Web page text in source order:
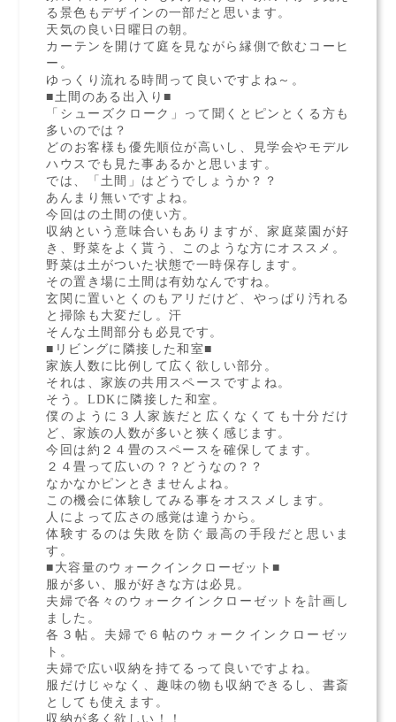
る景色もデザインの一部だと思います。
天気の良い日曜日の朝。
カーテンを開けて庭を見ながら縁側で飲むコーヒ
ー。
ゆっくり流れる時間って良いですよね～。
■土間のある出入り■
「シューズクローク」って聞くとピンとくる方も
多いのでは？
どのお客様も優先順位が高いし、見学会やモデル
ハウスでも見た事あるかと思います。
では、「土間」はどうでしょうか？？
あんまり無いですよね。
今回はの土間の使い方。
収納という意味合いもありますが、家庭菜園が好
き、野菜をよく貰う、このような方にオススメ。
野菜は土がついた状態で一時保存します。
その置き場に土間は有効なんですね。
玄関に置いとくのもアリだけど、やっぱり汚れる
と掃除も大変だし。汗
そんな土間部分も必見です。
■リビングに隣接した和室■
家族人数に比例して広く欲しい部分。
それは、家族の共用スペースですよね。
そう。LDKに隣接した和室。
僕のように３人家族だと広くなくても十分だけ
ど、家族の人数が多いと狭く感じます。
今回は約２４畳のスペースを確保してます。
２４畳って広いの？？どうなの？？
なかなかピンときませんよね。
この機会に体験してみる事をオススメします。
人によって広さの感覚は違うから。
体験するのは失敗を防ぐ最高の手段だと思いま
す。
■大容量のウォークインクローゼット■
服が多い、服が好きな方は必見。
夫婦で各々のウォークインクローゼットを計画し
ました。
各３帖。夫婦で６帖のウォークインクローゼッ
ト。
夫婦で広い収納を持てるって良いですよね。
服だけじゃなく、趣味の物も収納できるし、書斎
としても使えます。
収納が多く欲しい！！